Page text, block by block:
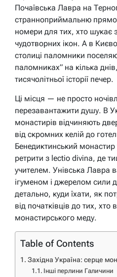
Почаївська Лавра на
странноприймальню прямо
номери для тих, хто шукає
чудотворних ікон. А в
столиці паломники
паломниках” на кілька
тисячолітньої історії печер.
Ці місця — не просто
перезавантажити душу. В
монастирів відчиняють
від скромних келій до
Бенедиктинський
ретрити з lectio divina, де
учителем. Унівська Лавра
ігуменом і джерелом сили
детально, куди їхати, як
від початківців до тих, хто
монастирського меду.
Table of Contents
Західна Україна: серце
Інші перлини Галичини